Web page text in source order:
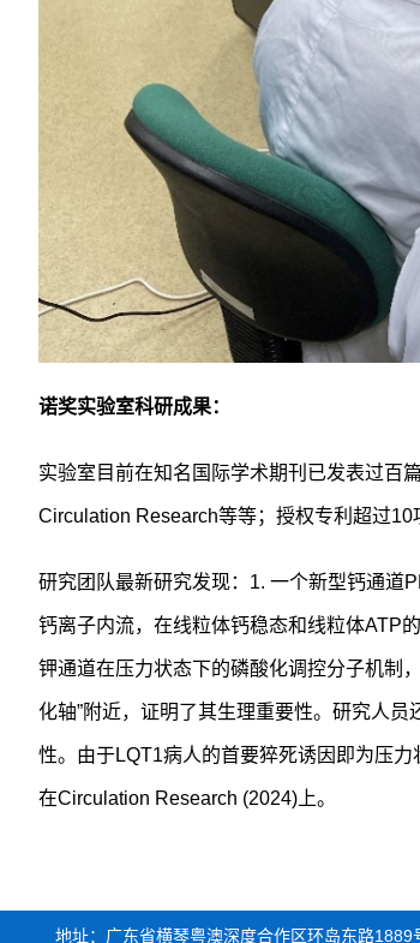
诺奖实验室科研成果：
实验室目前在知名国际学术期刊已发表过百
Circulation Research等等；授权专利超过10
研究团队最新研究发现：1. 一个新型钙通道
钙离子内流，在线粒体钙稳态和线粒体ATP
钾通道在压力状态下的磷酸化调控分子机制
化轴”附近，证明了其生理重要性。研究人
性。由于LQT1病人的首要猝死诱因即为压
在Circulation Research (2024)上。
地址：广东省横琴粤澳深度合作区环岛东路1889